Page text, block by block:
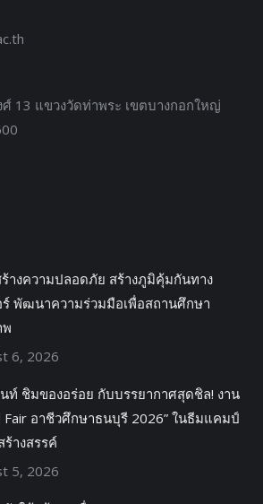
13 แขวงวัดท่าพระ เขตบางกอกใหญ่
ร้างความปลอดภัย สร้างภูมิคุ้มกันทาง
ร์ พัฒนาความร่วมมือเพื่อสถานศึกษา
6, 2026
นท์ ชิมของอร่อย กับบรรยากาศสุดชิล! งาน
Fair อาชีวศึกษาธนบุรี 2026” ในธีมแคมป์
างสรรค์
5, 2026